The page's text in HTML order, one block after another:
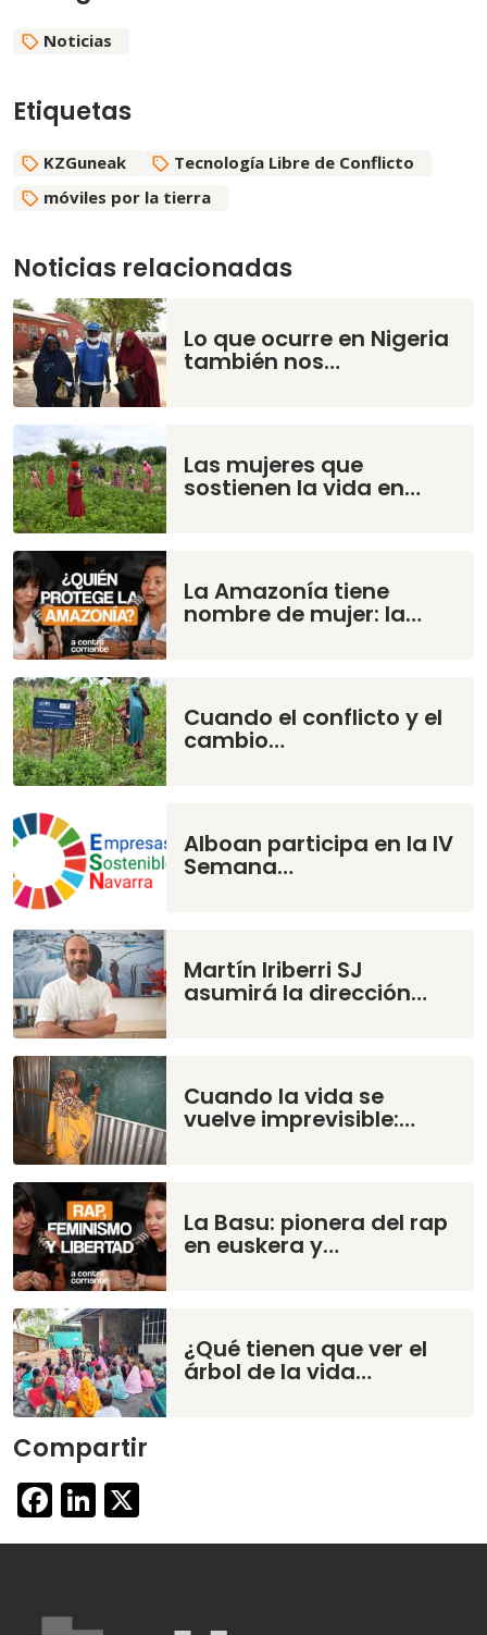
Noticias
Etiquetas
KZGuneak
Tecnología Libre de Conflicto
móviles por la tierra
Noticias relacionadas
Lo que ocurre en Nigeria
también nos…
Las mujeres que
sostienen la vida en…
La Amazonía tiene
nombre de mujer: la…
Cuando el conflicto y el
cambio…
Alboan participa en la IV
Semana…
Martín Iriberri SJ
asumirá la dirección…
Cuando la vida se
vuelve imprevisible:…
La Basu: pionera del rap
en euskera y…
¿Qué tienen que ver el
árbol de la vida…
Compartir
Facebook
LinkedIn